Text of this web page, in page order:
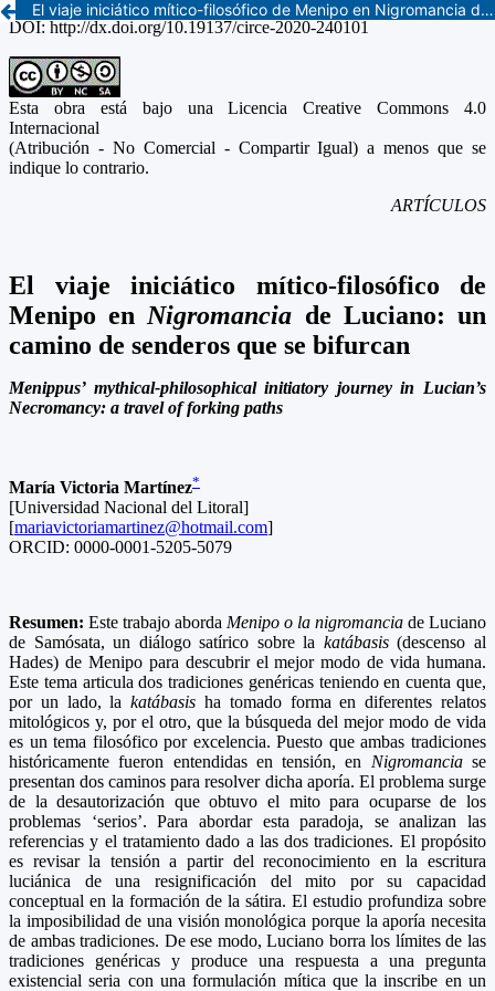
El viaje iniciático mítico-filosófico de Menipo en Nigromancia de Luciano: un camino de senderos que se bifurcan